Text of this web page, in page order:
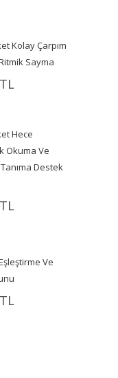
Kolay Çarpım
Sayma
Hece
Okuma Ve
Tanıma Destek
Ve